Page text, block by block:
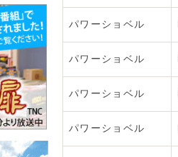
パワーショベル
パワーショベル
パワーショベル
パワーショベル